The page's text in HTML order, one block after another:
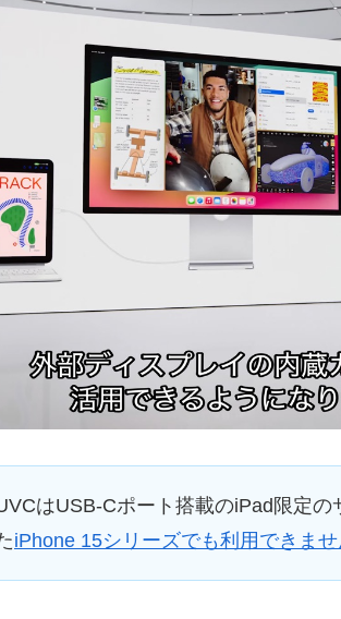
はUSB-Cポート搭載のiPad限定
iPhone 15シリーズでも利用できませ